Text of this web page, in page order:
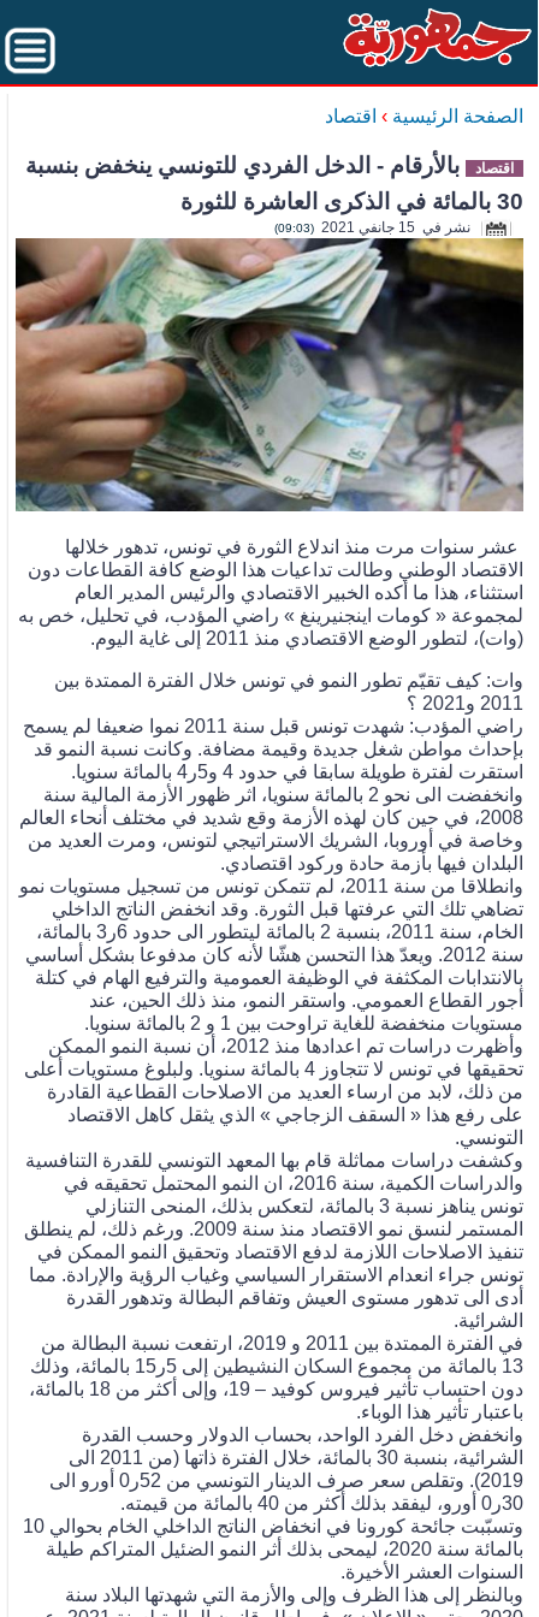
الصفحة الرئيسية › اقتصاد
اقتصاد بالأرقام - الدخل الفردي للتونسي ينخفض بنسبة
30 بالمائة في الذكرى العاشرة للثورة
نشر في 15 جانفي 2021 (09:03)
عشر سنوات مرت منذ اندلاع الثورة في تونس، تدهور خلالها
الاقتصاد الوطني وطالت تداعيات هذا الوضع كافة القطاعات دون
استثناء، هذا ما أكده الخبير الاقتصادي والرئيس المدير العام
لمجموعة « كومات اينجنيرينغ » راضي المؤدب، في تحليل، خص به
(وات)، لتطور الوضع الاقتصادي منذ 2011 إلى غاية اليوم.
وات: كيف تقيّم تطور النمو في تونس خلال الفترة الممتدة بين
2011 و2021 ؟
راضي المؤدب: شهدت تونس قبل سنة 2011 نموا ضعيفا لم يسمح
بإحداث مواطن شغل جديدة وقيمة مضافة. وكانت نسبة النمو قد
استقرت لفترة طويلة سابقا في حدود 4 و5ر4 بالمائة سنويا.
وانخفضت الى نحو 2 بالمائة سنويا، اثر ظهور الأزمة المالية سنة
2008، في حين كان لهذه الأزمة وقع شديد في مختلف أنحاء العالم
وخاصة في أوروبا، الشريك الاستراتيجي لتونس، ومرت العديد من
البلدان فيها بأزمة حادة وركود اقتصادي.
وانطلاقا من سنة 2011، لم تتمكن تونس من تسجيل مستويات نمو
تضاهي تلك التي عرفتها قبل الثورة. وقد انخفض الناتج الداخلي
الخام، سنة 2011، بنسبة 2 بالمائة ليتطور الى حدود 6ر3 بالمائة،
سنة 2012. ويعدّ هذا التحسن هشّا لأنه كان مدفوعا بشكل أساسي
بالانتدابات المكثفة في الوظيفة العمومية والترفيع الهام في كتلة
أجور القطاع العمومي. واستقر النمو، منذ ذلك الحين، عند
مستويات منخفضة للغاية تراوحت بين 1 و 2 بالمائة سنويا.
وأظهرت دراسات تم اعدادها منذ 2012، أن نسبة النمو الممكن
تحقيقها في تونس لا تتجاوز 4 بالمائة سنويا. ولبلوغ مستويات أعلى
من ذلك، لابد من ارساء العديد من الاصلاحات القطاعية القادرة
على رفع هذا « السقف الزجاجي » الذي يثقل كاهل الاقتصاد
التونسي.
وكشفت دراسات مماثلة قام بها المعهد التونسي للقدرة التنافسية
والدراسات الكمية، سنة 2016، ان النمو المحتمل تحقيقه في
تونس يناهز نسبة 3 بالمائة، لتعكس بذلك، المنحى التنازلي
المستمر لنسق نمو الاقتصاد منذ سنة 2009. ورغم ذلك، لم ينطلق
تنفيذ الاصلاحات اللازمة لدفع الاقتصاد وتحقيق النمو الممكن في
تونس جراء انعدام الاستقرار السياسي وغياب الرؤية والإرادة. مما
أدى الى تدهور مستوى العيش وتفاقم البطالة وتدهور القدرة
الشرائية.
في الفترة الممتدة بين 2011 و 2019، ارتفعت نسبة البطالة من
13 بالمائة من مجموع السكان النشيطين إلى 5ر15 بالمائة، وذلك
دون احتساب تأثير فيروس كوفيد – 19، وإلى أكثر من 18 بالمائة،
باعتبار تأثير هذا الوباء.
وانخفض دخل الفرد الواحد، بحساب الدولار وحسب القدرة
الشرائية، بنسبة 30 بالمائة، خلال الفترة ذاتها (من 2011 الى
2019). وتقلص سعر صرف الدينار التونسي من 52ر0 أورو الى
30ر0 أورو، ليفقد بذلك أكثر من 40 بالمائة من قيمته.
وتسبّبت جائحة كورونا في انخفاض الناتج الداخلي الخام بحوالي 10
بالمائة سنة 2020، ليمحى بذلك أثر النمو الضئيل المتراكم طيلة
السنوات العشر الأخيرة.
وبالنظر إلى هذا الظرف وإلى والأزمة التي شهدتها البلاد سنة